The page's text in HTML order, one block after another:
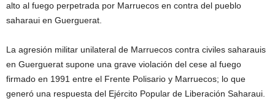
alto al fuego perpetrada por Marruecos en contra del pueblo
saharaui en Guerguerat.
La agresión militar unilateral de Marruecos contra civiles saharauis
en Guerguerat supone una grave violación del cese al fuego
firmado en 1991 entre el Frente Polisario y Marruecos; lo que
generó una respuesta del Ejército Popular de Liberación Saharaui.